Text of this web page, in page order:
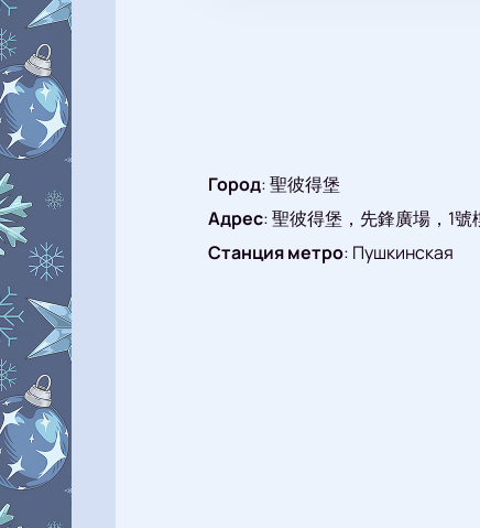
Город:聖彼得堡
Адрес:聖彼得堡，先鋒廣場，1號
Станция метро: Пушкинская